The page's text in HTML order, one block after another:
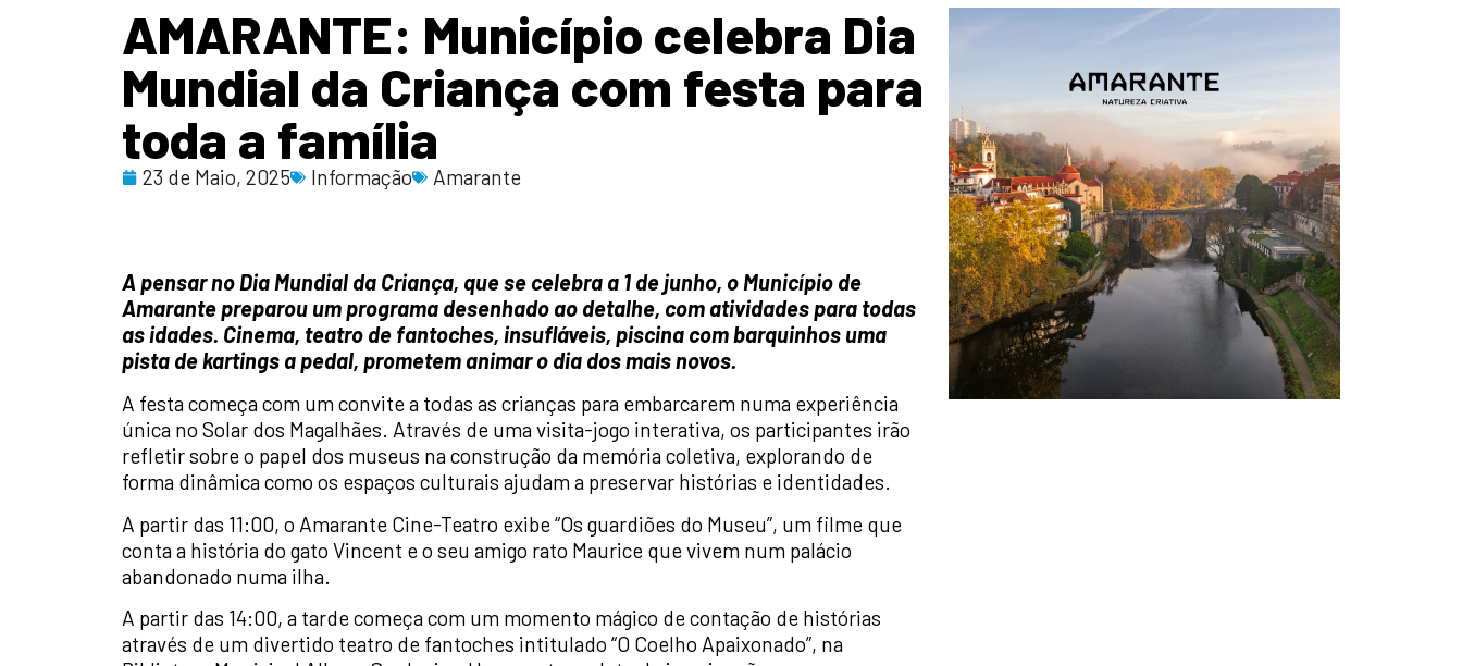
AMARANTE: Município celebra Dia
Mundial da Criança com festa para
toda a família
23 de Maio, 2025 Informação Amarante
A pensar no Dia Mundial da Criança, que se celebra a 1 de junho, o Município de
Amarante preparou um programa desenhado ao detalhe, com atividades para todas
as idades. Cinema, teatro de fantoches, insufláveis, piscina com barquinhos uma
pista de kartings a pedal, prometem animar o dia dos mais novos.
A festa começa com um convite a todas as crianças para embarcarem numa experiência
única no Solar dos Magalhães. Através de uma visita-jogo interativa, os participantes irão
refletir sobre o papel dos museus na construção da memória coletiva, explorando de
forma dinâmica como os espaços culturais ajudam a preservar histórias e identidades.
A partir das 11:00, o Amarante Cine-Teatro exibe “Os guardiões do Museu”, um filme que
conta a história do gato Vincent e o seu amigo rato Maurice que vivem num palácio
abandonado numa ilha.
A partir das 14:00, a tarde começa com um momento mágico de contação de histórias
através de um divertido teatro de fantoches intitulado “O Coelho Apaixonado”, na